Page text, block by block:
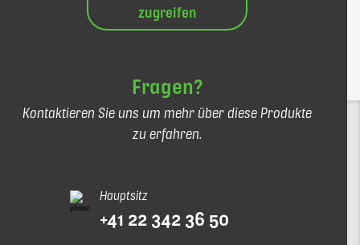
zugreifen
Fragen?
Kontaktieren Sie uns um mehr über diese Produkte
zu erfahren.
Hauptsitz
+41 22 342 36 50